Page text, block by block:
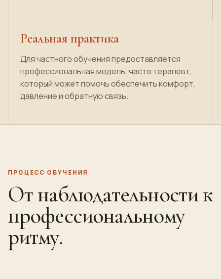
Реальная практика
Для частного обучения предоставляется
профессиональная модель, часто терапевт,
который может помочь обеспечить комфорт,
давление и обратную связь.
ПРОЦЕСС ОБУЧЕНИЯ
От наблюдательности к
профессиональному
ритму.